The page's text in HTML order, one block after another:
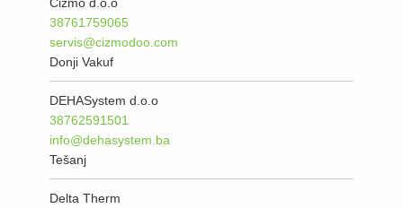
38761759065
servis@cizmodoo.com
Donji Vakuf
DEHASystem d.o.o
38762591501
info@dehasystem.ba
Tešanj
Delta Therm